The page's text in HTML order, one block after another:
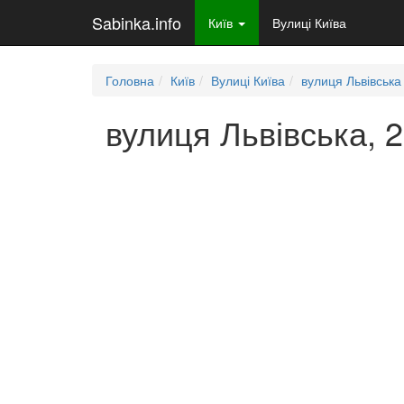
Sabinka.info Київ Вулиці Київа
Головна Київ Вулиці Київа вулиця Львівська
вулиця Львівська,